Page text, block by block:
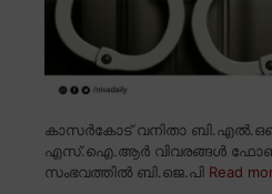
കാസർകോട് വനിതാ
എസ്.ഐ.ആർ വിവരങ്ങൾ
സംഭവത്തിൽ ബി.ജെ.പി Read